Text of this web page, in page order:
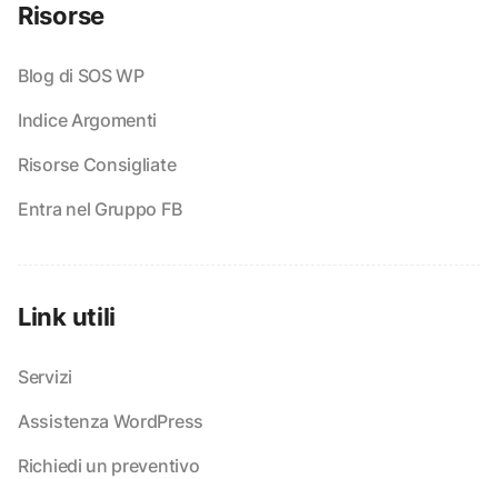
Risorse
Blog di SOS WP
Indice Argomenti
Risorse Consigliate
Entra nel Gruppo FB
Link utili
Servizi
Assistenza WordPress
Richiedi un preventivo